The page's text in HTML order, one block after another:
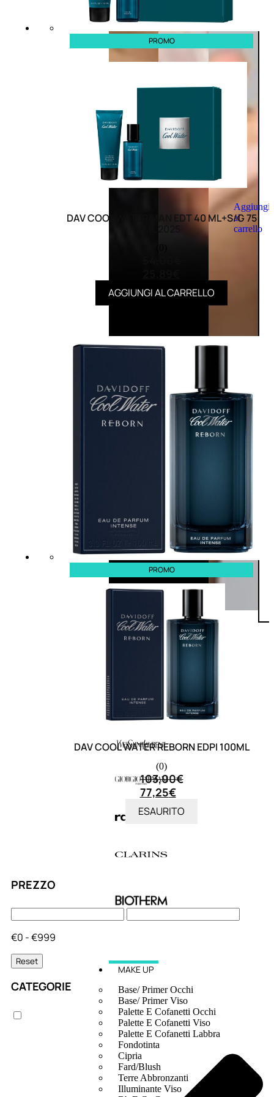
Aggiungi
al
carrello
MAKE UP
Base/ Primer Occhi
Base/ Primer Viso
Palette E Cofanetti Occhi
Palette E Cofanetti Viso
Palette E Cofanetti Labbra
Fondotinta
Cipria
Fard/Blush
Terre Abbronzanti
Illuminante Viso
PREZZO
€0 - €999
Reset
CATEGORIE
PROMO
DAV COOL WATER MAN EDT 40 ML+S/G 75
AGGIUNGI AL CARRELLO
PROMO
DAV COOL WATER REBORN EDPI 100ML
(0)
103,00€
77,25€
ESAURITO